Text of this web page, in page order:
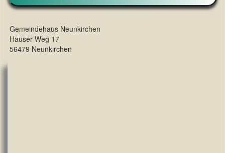
Gemeindehaus Neunkirchen
Hauser Weg 17
56479 Neunkirchen